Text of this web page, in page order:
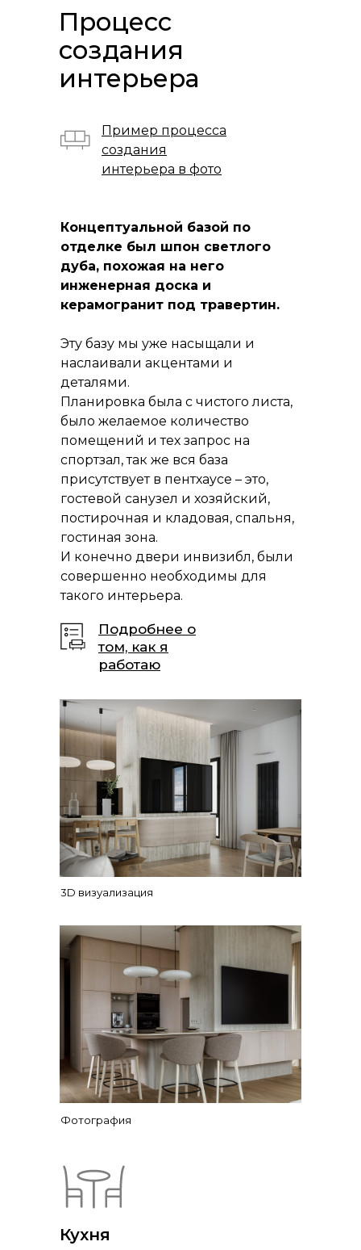
Пример процесса
создания
интерьера в фото
Концептуальной базой по
отделке был шпон светлого
дуба, похожая на него
инженерная доска и
керамогранит под травертин.
Эту базу мы уже насыщали и
наслаивали акцентами и
деталями.
Планировка была с чистого листа,
было желаемое количество
помещений и тех запрос на
спортзал, так же вся база
присутствует в пентхаусе – это,
гостевой санузел и хозяйский,
постирочная и кладовая, спальня,
гостиная зона.
И конечно двери инвизибл, были
совершенно необходимы для
такого интерьера.
3D визуализация
Фотография
Подробнее о
том, как я
работаю
Процесс
создания
интерьера
Кухня